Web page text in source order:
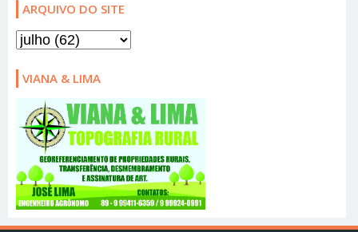
ARQUIVO DO SITE
VIANA & LIMA